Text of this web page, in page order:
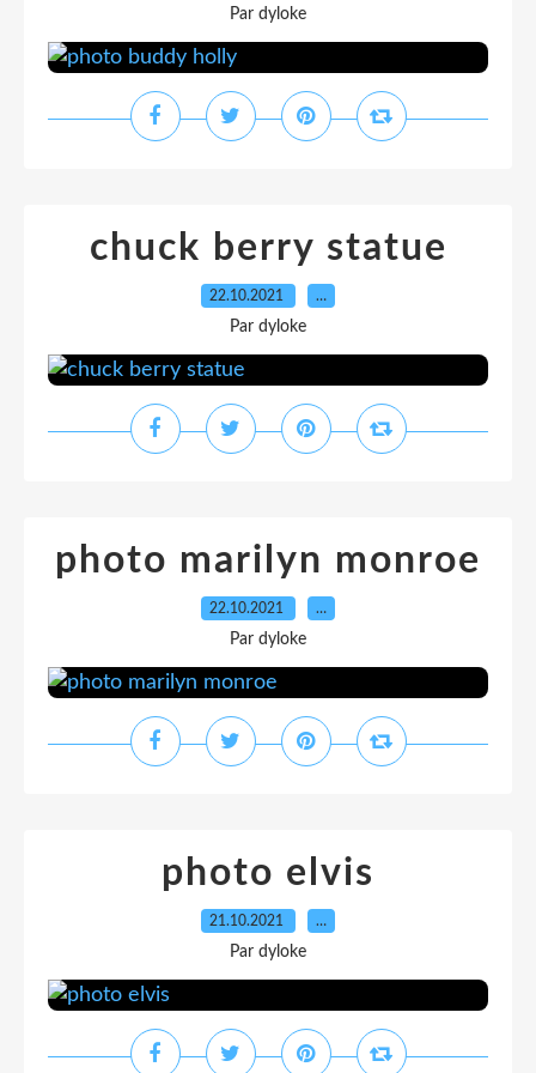
Par dyloke
chuck berry statue
22.10.2021 …
Par dyloke
photo marilyn monroe
22.10.2021 …
Par dyloke
photo elvis
21.10.2021 …
Par dyloke